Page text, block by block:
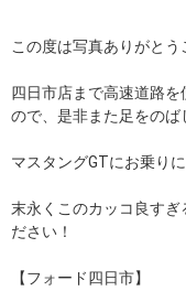
この度は写真ありがとう
四日市店まで高速道路
ので、是非また足をのば
マスタングGTにお乗り
末永くこのカッコ良すぎ
ださい！
【フォード四日市】